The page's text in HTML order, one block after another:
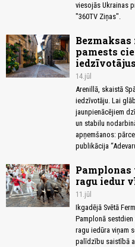
viesojās Ukrainas
"360TV Ziņas".
pamests
iedzīvotājus
14.jūl
Arenillā, skaistā
iedzīvotāju. Lai
jaunpienācējiem
un stabilu
apņemšanos:
publikācija
Pamplonas
ragu iedur
11.jūl
Ikgadējā Svētā
Pamplonā
ragu iedūra viņam
palīdzību saistībā